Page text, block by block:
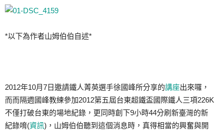
*以下為作者山姆伯伯自述*
2012年10月7日邀請鐵人菁英選手徐國峰所分享的講座出來囉，
而而隔週國峰教練參加2012第五屆台東超鐵盃國際鐵人三項226K
不僅打破台東的場地紀錄，更同時創下9小時44分刷新臺灣的新
紀錄唷(資訊)，山姆伯伯聽到這個消息時，真得相當的興奮與開